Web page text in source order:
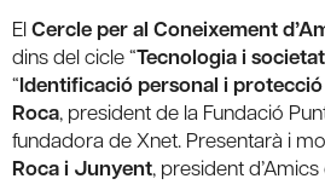
ElCercle per al Coneixement
dins del cicle “Tecnologia i societat
“Identificació personal i
Roca, president de la Fundació
fundadora de Xnet. Presentarà i
Roca i Junyent, president d’Amics